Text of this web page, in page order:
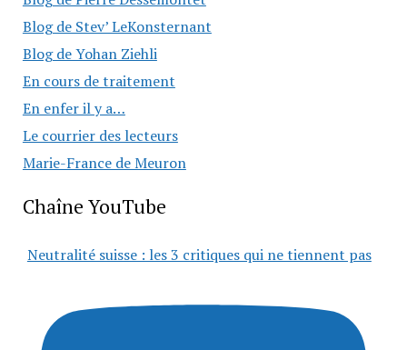
Blog de Stev’ LeKonsternant
Blog de Yohan Ziehli
En cours de traitement
En enfer il y a…
Le courrier des lecteurs
Marie-France de Meuron
Chaîne YouTube
Neutralité suisse : les 3 critiques qui ne tiennent pas